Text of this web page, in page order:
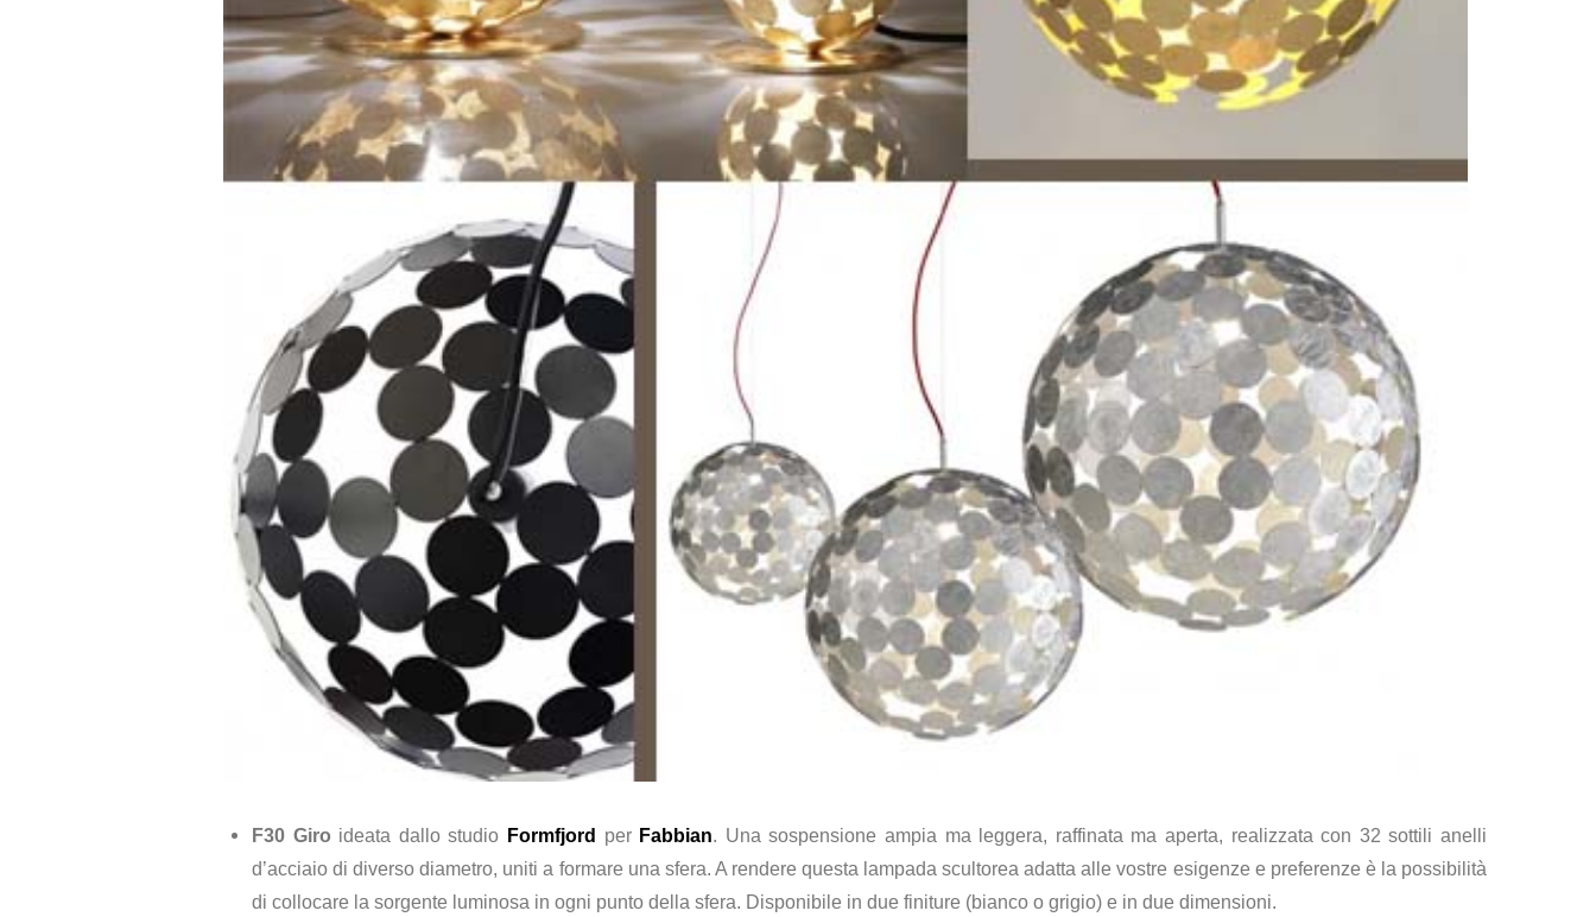
F30 Giro ideata dallo studio Formfjord per Fabbian. Una sospensione ampia ma leggera, raffinata ma aperta, realizzata con 32 sottili anelli
d’acciaio di diverso diametro, uniti a formare una sfera. A rendere questa lampada scultorea adatta alle vostre esigenze e preferenze è la possibilità
di collocare la sorgente luminosa in ogni punto della sfera. Disponibile in due finiture (bianco o grigio) e in due dimensioni.